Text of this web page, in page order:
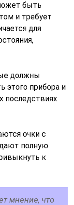
быть
и требует
для
должны
этого прибора и
последствиях
очки с
полную
к
мнение, что